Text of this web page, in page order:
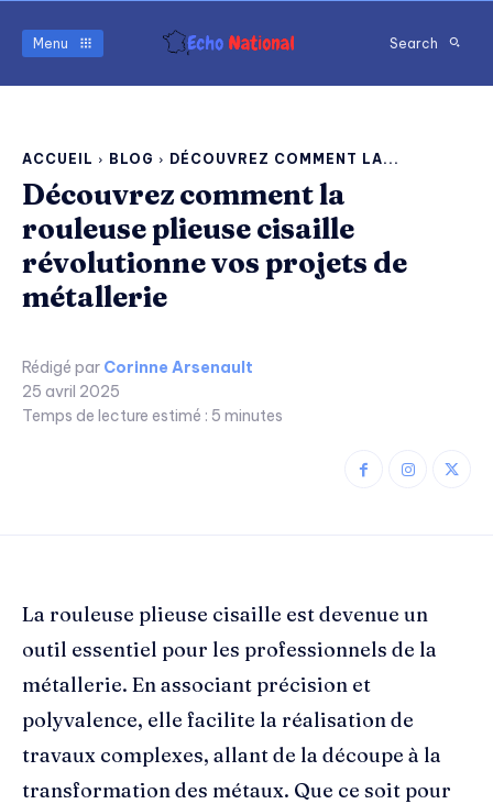
Menu Search
ACCUEIL BLOG DÉCOUVREZ COMMENT LA...
Découvrez comment la
rouleuse plieuse cisaille
révolutionne vos projets de
métallerie
Rédigé par Corinne Arsenault
25 avril 2025
Temps de lecture estimé : 5 minutes
La rouleuse plieuse cisaille est devenue un
outil essentiel pour les professionnels de la
métallerie. En associant précision et
polyvalence, elle facilite la réalisation de
travaux complexes, allant de la découpe à la
transformation des métaux. Que ce soit pour